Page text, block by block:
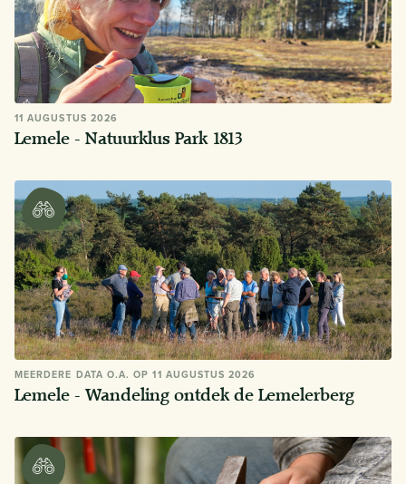
11 AUGUSTUS 2026
Lemele - Natuurklus Park 1813
MEERDERE DATA O.A. OP 11 AUGUSTUS 2026
Lemele - Wandeling ontdek de Lemelerberg